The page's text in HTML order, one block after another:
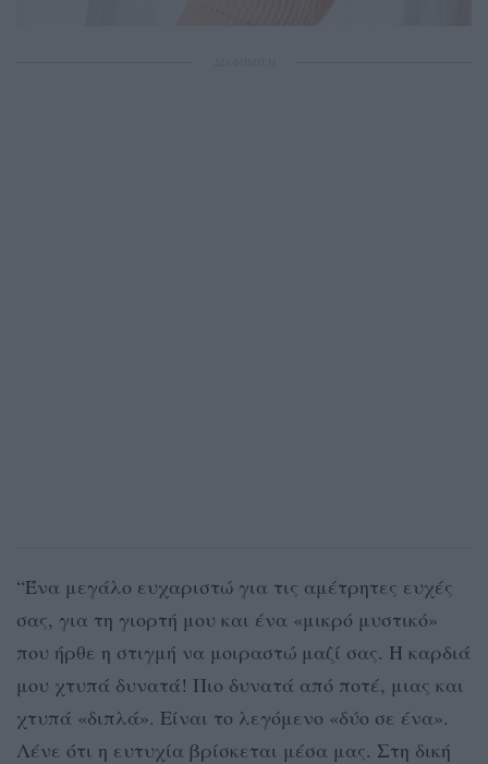
“Ένα μεγάλο ευχαριστώ για τις αμέτρητες ευχές
σας, για τη γιορτή μου και ένα «μικρό μυστικό»
που ήρθε η στιγμή να μοιραστώ μαζί σας. Η καρδιά
μου χτυπά δυνατά! Πιο δυνατά από ποτέ, μιας και
χτυπά «διπλά». Είναι το λεγόμενο «δύο σε ένα».
Λένε ότι η ευτυχία βρίσκεται μέσα μας. Στη δική